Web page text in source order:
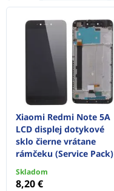
Xiaomi Redmi Note 5A
LCD displej dotykové
sklo čierne vrátane
rámčeku (Service Pack)
Skladom
8,20 €